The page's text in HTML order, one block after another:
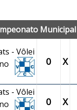
- Vôlei
0 X
- Vôlei
0 X